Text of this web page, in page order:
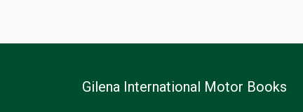
Gilena International Motor Books